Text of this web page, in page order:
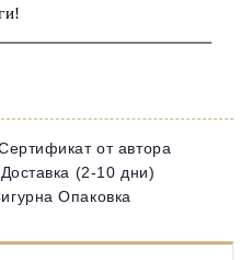
от автора
(2-10 дни)
Опаковка